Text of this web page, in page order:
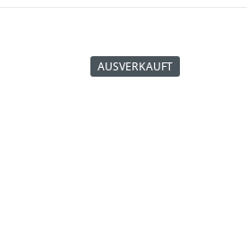
AUSVERKAUFT